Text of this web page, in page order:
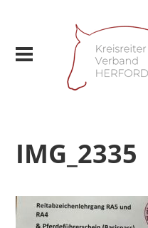
IMG_2335